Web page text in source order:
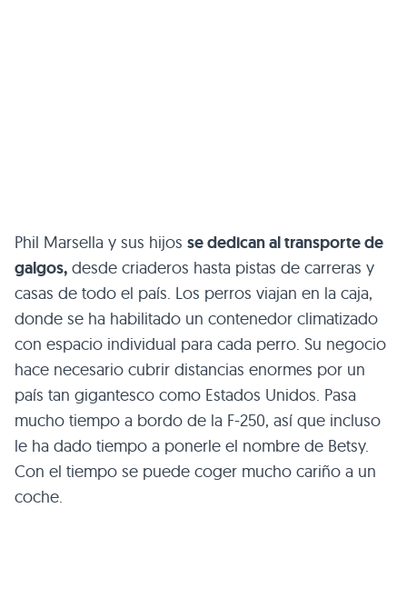
Phil Marsella y sus hijos se dedican al transporte de
galgos, desde criaderos hasta pistas de carreras y
casas de todo el país. Los perros viajan en la caja,
donde se ha habilitado un contenedor climatizado
con espacio individual para cada perro. Su negocio
hace necesario cubrir distancias enormes por un
país tan gigantesco como Estados Unidos. Pasa
mucho tiempo a bordo de la F-250, así que incluso
le ha dado tiempo a ponerle el nombre de Betsy.
Con el tiempo se puede coger mucho cariño a un
coche.